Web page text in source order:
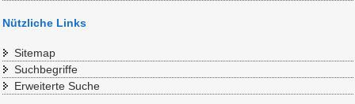
Nützliche Links
Sitemap
Suchbegriffe
Erweiterte Suche